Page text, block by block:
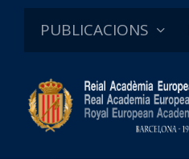
PUBLICACIONS